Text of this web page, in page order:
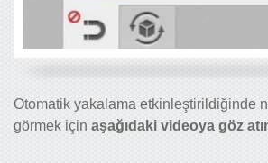
Otomatik yakalama etkinleştirildiğinde
görmek için aşağıdaki videoya göz